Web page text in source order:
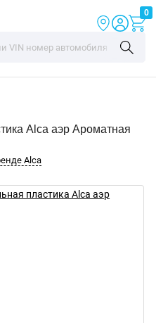
0
Alca аэр Ароматная
Alca